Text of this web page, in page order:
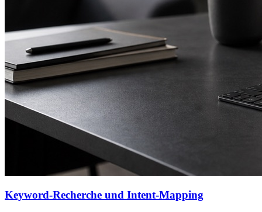
Keyword-Recherche und Intent-Mapping